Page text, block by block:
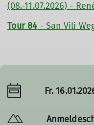
(08.-11.07.2026) -
Tour 84 - San Vili
Fr.